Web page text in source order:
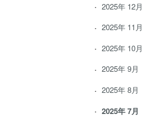
2025年 12月
2025年 11月
2025年 10月
2025年 9月
2025年 8月
2025年 7月